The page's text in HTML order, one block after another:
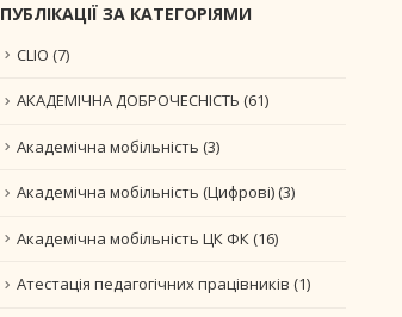
ПУБЛІКАЦІЇ ЗА КАТЕГОРІЯМИ
CLIO (7)
АКАДЕМІЧНА ДОБРОЧЕСНІСТЬ (61)
Академічна мобільність (3)
Академічна мобільність (Цифрові)(3)
Академічна мобільність ЦК ФК(16)
Атестація педагогічних працівників (1)